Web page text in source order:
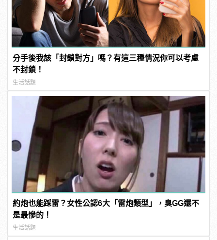
分手後我該「封鎖對方」嗎？有這三種情況你可以考慮
不封鎖！
生活話題
約炮也能踩雷？女性公認6大「雷炮類型」，臭GG還不
是最慘的！
生活話題